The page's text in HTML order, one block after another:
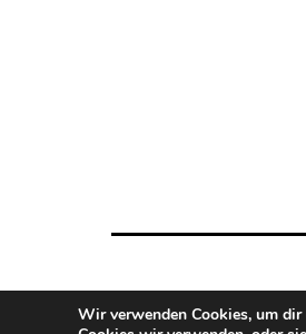
Wir verwenden Cookies, um